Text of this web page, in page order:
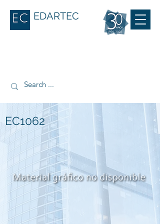
EDARTEC
EC1062